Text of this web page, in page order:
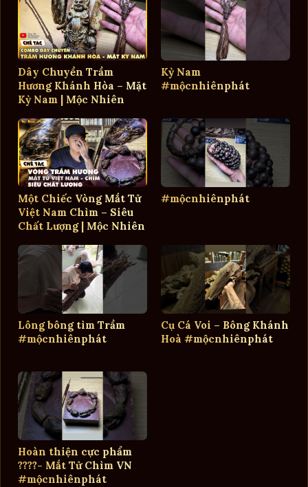
Dây Chuyền Trầm
Hương Khánh Hòa – Mặt
Kỳ Nam | Mộc Nhiên
Kỳ Nam
#mộcnhiênphát
Một Chiếc Vòng Mắt Tử
Việt Nam Chìm – Siêu
Chất Lượng | Mộc Nhiên
#mộcnhiênphát
Lông bông tìm Trầm
#mộcnhiênphát
Cụ Cá Voi – Bông Khánh
Hoà #mộcnhiênphát
Hoàn thiện cực phẩm
????- Mắt Tử Chìm VN
#mộcnhiênphát